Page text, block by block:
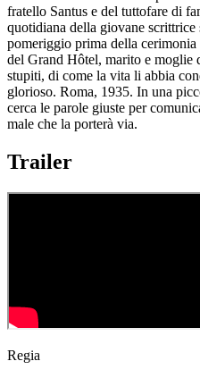
fratello Santus e del tuttofare di
quotidiana della giovane
pomeriggio prima della
del Grand Hôtel, marito e moglie
stupiti, di come la vita li abbia
glorioso. Roma, 1935. In una
cerca le parole giuste per
male che la porterà via.
Trailer
Regia